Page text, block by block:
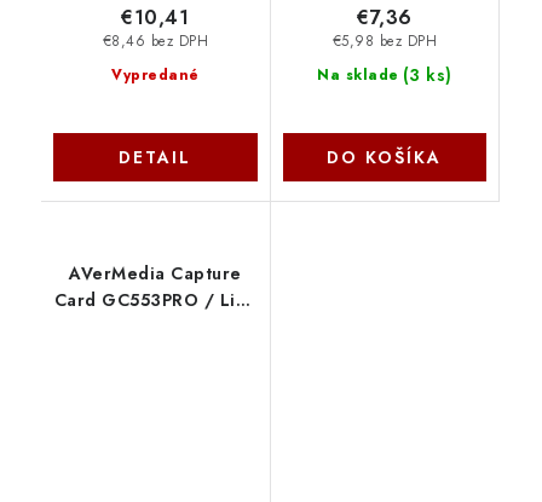
Vypredané
€8,46 bez DPH
€10,41
DETAIL
Na sklade (3 ks)
€5,98 bez DPH
€7,36
DO KOŠÍKA
AVerMedia Capture
Card GC553PRO / Live